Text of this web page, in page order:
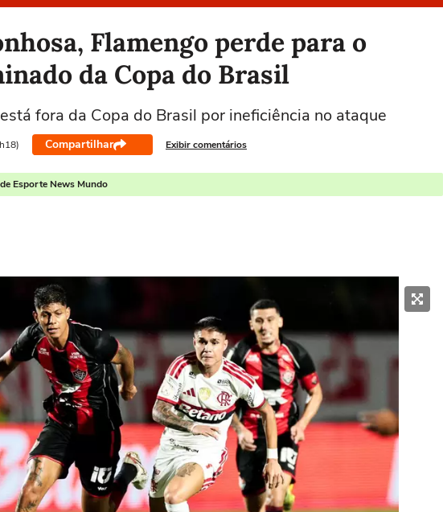
Flamengo perde para o
da Copa do Brasil
fora da Copa do Brasil por ineficiência no ataque
Compartilhar Exibir comentários
Esporte News Mundo